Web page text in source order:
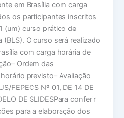
em Brasília com carga
os participantes inscritos
(um) curso prático de
(BLS). O curso será realizado
com carga horária de
Ordem das
previsto– Avaliação
FEPECS Nº 01, DE 14 DE
DE SLIDESPara conferir
para a elaboração dos